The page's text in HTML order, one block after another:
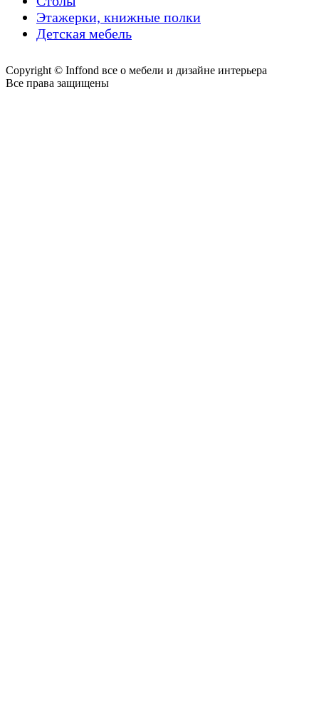
Этажерки, книжные полки
Детская мебель
Copyright © Inffond все о мебели и дизайне интерьера
Все права защищены